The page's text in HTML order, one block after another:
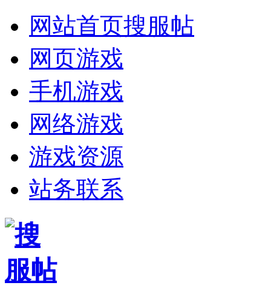
网站首页搜服帖
网页游戏
手机游戏
网络游戏
游戏资源
站务联系